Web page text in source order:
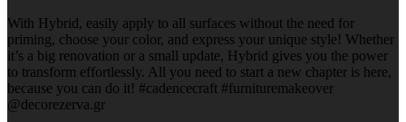
With Hybrid, easily apply to all surfaces without the need for
priming, choose your color, and express your unique style! Whether
it’s a big renovation or a small update, Hybrid gives you the power
to transform effortlessly. All you need to start a new chapter is here,
because you can do it! #cadencecraft #furnituremakeover
@decorezerva.gr